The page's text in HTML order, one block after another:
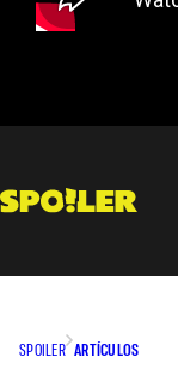
SPOILER ARTÍCULOS